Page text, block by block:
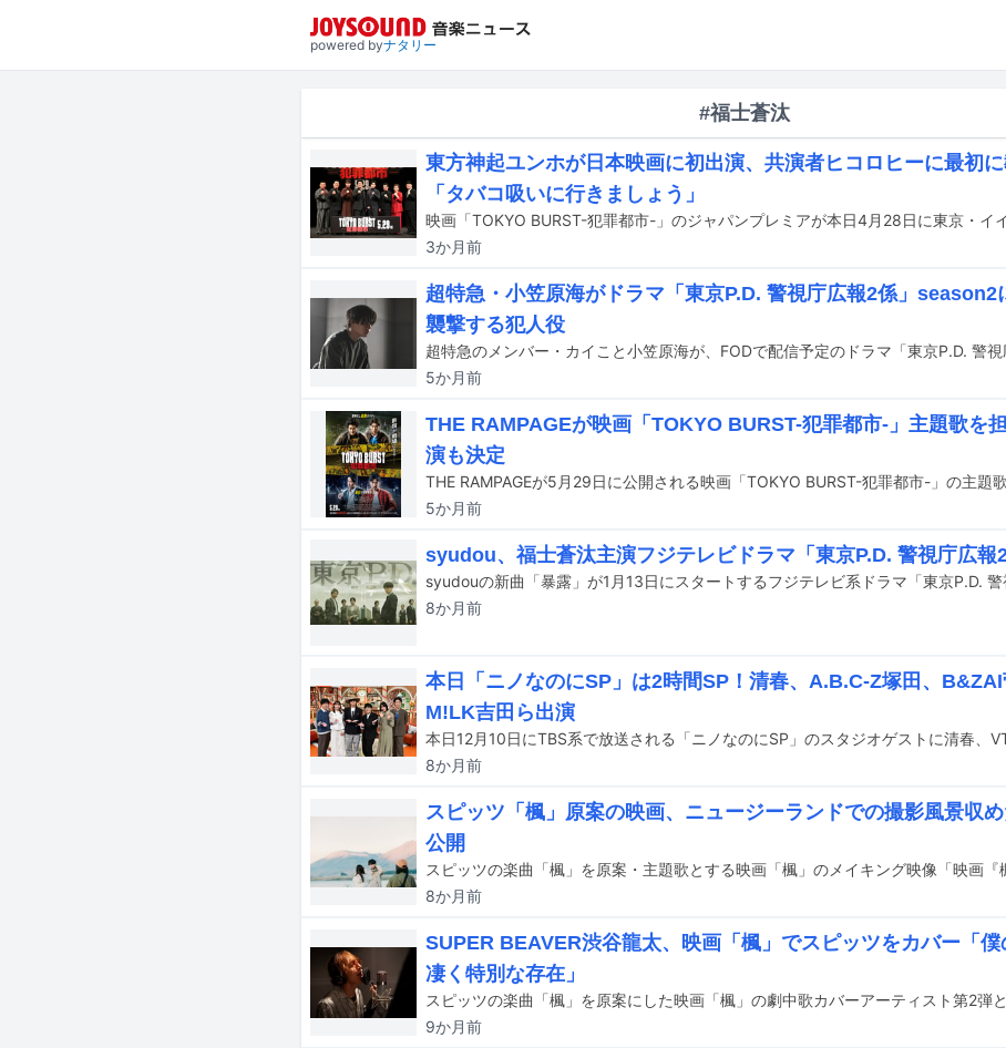
powered byナタリー
#福士蒼汰
東方神起ユンホが日本映画に初出演、共演者ヒコロヒーに最初
「タバコ吸いに行きましょう」
3か月前
超特急・小笠原海がドラマ「東京P.D. 警視庁広報2係」season2
襲撃する犯人役
5か月前
THE RAMPAGEが映画「TOKYO BURST-犯罪都市-」主題歌を
演も決定
THE RAMPAGEが5月29日に公開される映画「TOKYO BURST-犯罪都市-」の主題歌
5か月前
syudou、福士蒼汰主演フジテレビドラマ「東京P.D. 警視庁広報
8か月前
本日「ニノなのにSP」は2時間SP！清春、A.B.C-Z塚田、B&ZAI
M!LK吉田ら出演
8か月前
スピッツ「楓」原案の映画、ニュージーランドでの撮影風景収
公開
8か月前
SUPER BEAVER渋谷龍太、映画「楓」でスピッツをカバー「
凄く特別な存在」
9か月前